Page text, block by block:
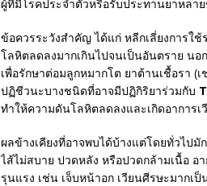
ผู้ที่มีโรคประจำตัวหรือรับประทานยาหลา
ข้อควรระวังสำคัญ ได้แก่ หลีกเลี่ยงการใ
โลหิตลดลงมากเกินไปจนเป็นอันตราย นอ
เพื่อรักษาต่อมลูกหมากโต ยาต้านเชื้อรา (
ปฏิชีวนะบางชนิดที่อาจมีปฏิกิริยาร่วมกับ
ทำให้ความดันโลหิตลดลงและเกิดอาการเ
ผลข้างเคียงที่อาจพบได้บ้างแต่โดยทั่วไป
ไส้ไม่สบาย ปวดหลัง หรือปวดกล้ามเนื้อ อ
รุนแรง เช่น เจ็บหน้าอก เวียนศีรษะมากเ